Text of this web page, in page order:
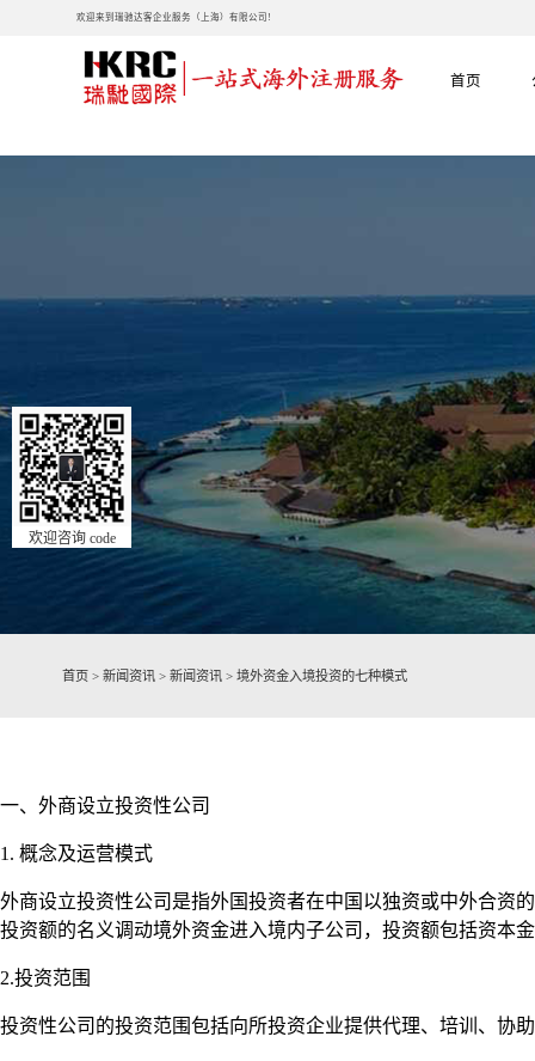
欢迎来到瑞驰达客企业服务（上海）有限公司!
首页
首页 > 新闻资讯 > 新闻资讯 > 境外资金入境投资的七种模式
一、外商设立投资性公司
1. 概念及运营模式
外商设立投资性公司是指外国投资者在中国以独资或中外合资
投资额的名义调动境外资金进入境内子公司，投资额包括资本
2.投资范围
投资性公司的投资范围包括向所投资企业提供代理、培训、协
欢迎咨询 code